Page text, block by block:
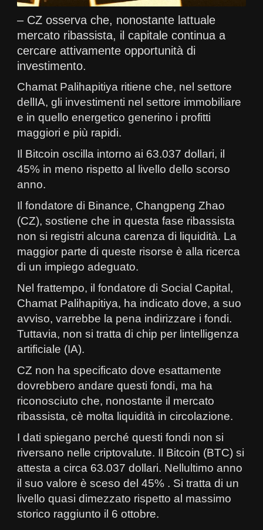
– CZ osserva che, nonostante lattuale
mercato ribassista, il capitale continua a
cercare attivamente opportunità di
investimento.
Chamat Palihapitiya ritiene che, nel settore
dellIA, gli investimenti nel settore immobiliare
e in quello energetico generino i profitti
maggiori e più rapidi.
Il Bitcoin oscilla intorno ai 63.037 dollari, il
45% in meno rispetto al livello dello scorso
anno.
Il fondatore di Binance, Changpeng Zhao
(CZ), sostiene che in questa fase ribassista
non si registri alcuna carenza di liquidità. La
maggior parte di queste risorse è alla ricerca
di un impiego adeguato.
Nel frattempo, il fondatore di Social Capital,
Chamat Palihapitiya, ha indicato dove, a suo
avviso, varrebbe la pena indirizzare i fondi.
Tuttavia, non si tratta di chip per lintelligenza
artificiale (IA).
CZ non ha specificato dove esattamente
dovrebbero andare questi fondi, ma ha
riconosciuto che, nonostante il mercato
ribassista, cè molta liquidità in circolazione.
I dati spiegano perché questi fondi non si
riversano nelle criptovalute. Il Bitcoin (BTC) si
attesta a circa 63.037 dollari. Nellultimo anno
il suo valore è sceso del 45% . Si tratta di un
livello quasi dimezzato rispetto al massimo
storico raggiunto il 6 ottobre.